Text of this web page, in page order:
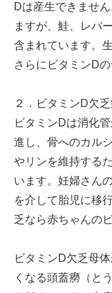
Dは産生できませ
ますが、鮭、レバ
含まれています。
さらにビタミンD
２．ビタミンD欠
ビタミンDは消化
進し、骨へのカル
やリンを維持する
います。妊婦さん
を介して胎児に移
乏なら赤ちゃんの
ビタミンD欠乏母
くなる頭蓋癆（と